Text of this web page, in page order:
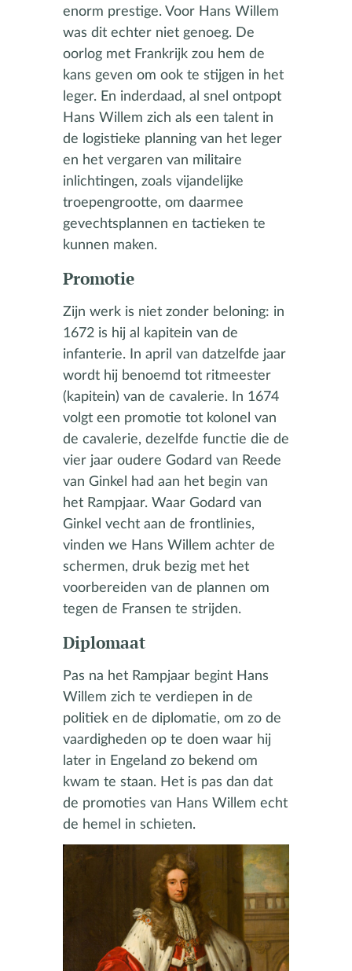
enorm prestige. Voor Hans Willem
was dit echter niet genoeg. De
oorlog met Frankrijk zou hem de
kans geven om ook te stijgen in het
leger. En inderdaad, al snel ontpopt
Hans Willem zich als een talent in
de logistieke planning van het leger
en het vergaren van militaire
inlichtingen, zoals vijandelijke
troepengrootte, om daarmee
gevechtsplannen en tactieken te
kunnen maken.
Promotie
Zijn werk is niet zonder beloning: in
1672 is hij al kapitein van de
infanterie. In april van datzelfde jaar
wordt hij benoemd tot ritmeester
(kapitein) van de cavalerie. In 1674
volgt een promotie tot kolonel van
de cavalerie, dezelfde functie die de
vier jaar oudere Godard van Reede
van Ginkel had aan het begin van
het Rampjaar. Waar Godard van
Ginkel vecht aan de frontlinies,
vinden we Hans Willem achter de
schermen, druk bezig met het
voorbereiden van de plannen om
tegen de Fransen te strijden.
Diplomaat
Pas na het Rampjaar begint Hans
Willem zich te verdiepen in de
politiek en de diplomatie, om zo de
vaardigheden op te doen waar hij
later in Engeland zo bekend om
kwam te staan. Het is pas dan dat
de promoties van Hans Willem echt
de hemel in schieten.